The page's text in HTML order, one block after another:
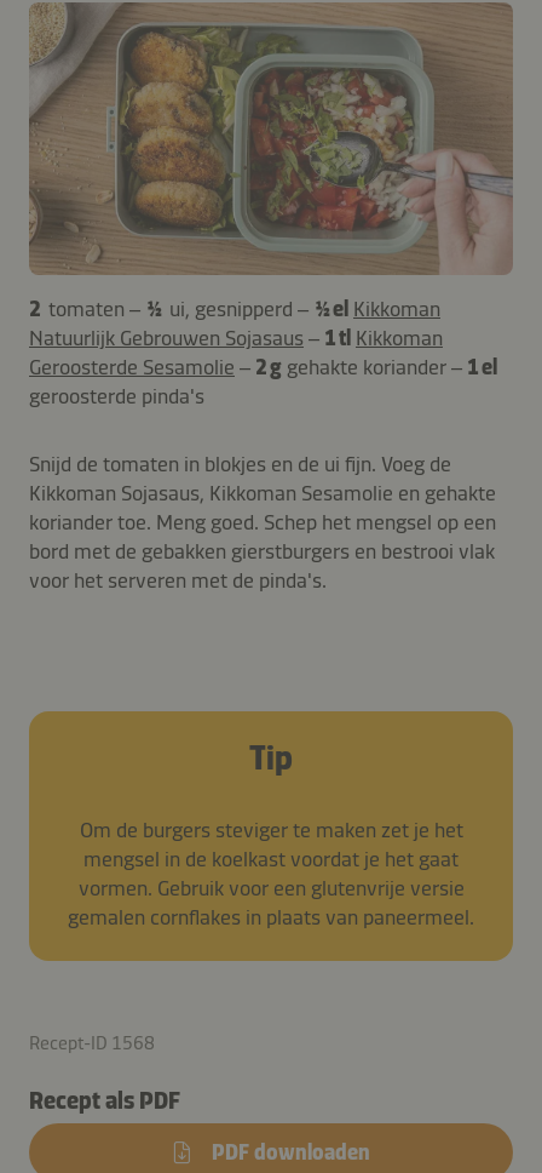
2 tomaten – ½ ui, gesnipperd – ½ el Kikkoman
Natuurlijk Gebrouwen Sojasaus – 1 tl Kikkoman
Geroosterde Sesamolie – 2 g gehakte koriander – 1 el
geroosterde pinda's
Snijd de tomaten in blokjes en de ui fijn. Voeg de
Kikkoman Sojasaus, Kikkoman Sesamolie en gehakte
koriander toe. Meng goed. Schep het mengsel op een
bord met de gebakken gierstburgers en bestrooi vlak
voor het serveren met de pinda's.
Tip
Om de burgers steviger te maken zet je het
mengsel in de koelkast voordat je het gaat
vormen. Gebruik voor een glutenvrije versie
gemalen cornflakes in plaats van paneermeel.
Recept-ID 1568
Recept als PDF
PDF downloaden